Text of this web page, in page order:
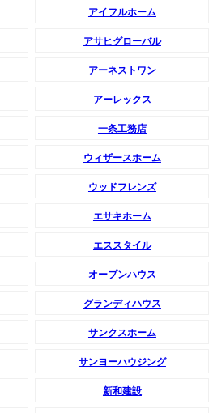
アイフルホーム
アサヒグローバル
アーネストワン
アーレックス
一条工務店
ウィザースホーム
ウッドフレンズ
エサキホーム
エススタイル
オープンハウス
グランディハウス
サンクスホーム
サンヨーハウジング
新和建設